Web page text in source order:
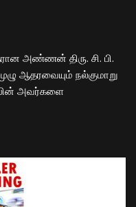
அண்ணன் திரு. சி. பி.
ஆதரவையும் நல்குமாறு
அவர்களை